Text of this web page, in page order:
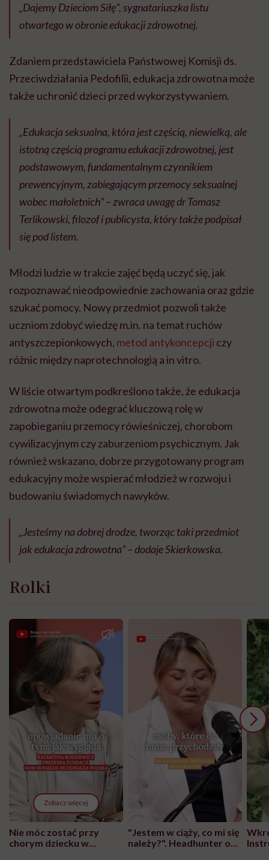
„Dajemy Dzieciom Siłę”, sygnatariuszka listu
otwartego w obronie edukacji zdrowotnej.
Zdaniem przedstawiciela Państwowej Komisji ds.
Przeciwdziałania Pedofilii, edukacja zdrowotna może
także uchronić dzieci przed wykorzystywaniem.
„Edukacja seksualna, która jest częścią, niewielką, ale
istotną częścią programu edukacji zdrowotnej, jest
podstawowym, fundamentalnym czynnikiem
prewencyjnym, zabiegającym przemocy seksualnej
wobec małoletnich” – zwraca uwagę dr Tomasz
Terlikowski, filozof i publicysta, który także podpisał
się pod listem.
Młodzi ludzie w trakcie zajęć będą uczyć się, jak
rozpoznawać nieodpowiednie zachowania oraz gdzie
szukać pomocy. Nowy przedmiot pozwoli także
uczniom zdobyć wiedzę m.in. na temat ruchów
antyszczepionkowych, metod antykoncepcji czy
różnic między naprotechnologią a in vitro.
W liście otwartym podkreślono także, że edukacja
zdrowotna może odegrać kluczową rolę w
zapobieganiu przemocy rówieśniczej, chorobom
cywilizacyjnym czy zaburzeniom psychicznym. Jak
również wskazano, dobrze przygotowany program
edukacyjny może wspierać młodzież w rozwoju i
budowaniu świadomych nawyków.
„Jesteśmy na dobrej drodze, tworząc taki przedmiot
jak edukacja zdrowotna” – dodaje Skierkowska.
Rolki
Zobacz więcej
Nie móc zostać przy
chorym dziecku w
"Jestem w ciąży, co mi się
należy?". Headhunter o